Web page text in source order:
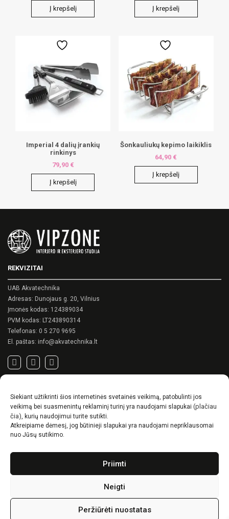
Siekiant užtikrinti šios internetinės svetainės veikimą, patobulinti jos
veikimą bei suasmenintų reklaminį turinį yra naudojami slapukai (plačiau
čia), kurių naudojimui turite sutikti.
Atkreipiame dėmesį, jog būtinieji slapukai yra naudojami nepriklausomai
nuo Jūsų sutikimo.
Priimti
Neigti
Peržiūrėti nuostatas
Į krepšelį Į krepšelį
Imperial 4 dalių įrankių
rinkinys
79,90 €
Į krepšelį
Šonkauliukų kepimo laikiklis
64,90 €
Į krepšelį
REKVIZITAI
UAB Akvatechnika
Adresas: Dunojaus g. 20, Vilnius
Įmonės kodas: 124389034
PVM kodas: LT243890314
Telefonas: 0 5 270 9695
El. paštas: info@akvatechnika.lt
Privatumo politika
Pirkimo sąlygos
Prekių pristatymo / grąžinimo sąlygos
RENSON© -unikalūs eksterjero sprendimai.
Gyvenimas lauke
Idėjos, kaip suskurti ypatingą kiemo charakterį